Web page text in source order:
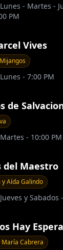
Lunes - Martes -
PM
Vives
Lunes - 7:00 PM
de
Martes - 10:00 PM
del Maestro
Aída Galindo
Jueves y Sabados
Hay
María Cabrera